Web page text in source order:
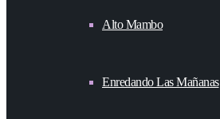
Alto Mambo
Enredando Las Mañanas